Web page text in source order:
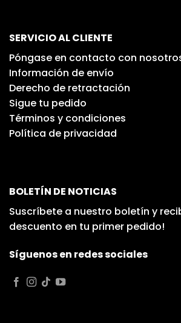
SERVICIO AL CLIENTE
Póngase en contacto con
Información de envío
Derecho de retractación
Sigue tu pedido
Términos y condiciones
Política de privacidad
BOLETÍN DE NOTICIAS
Suscríbete a nuestro boletín y
descuento en tu primer pedido!
Síguenos en redes sociales